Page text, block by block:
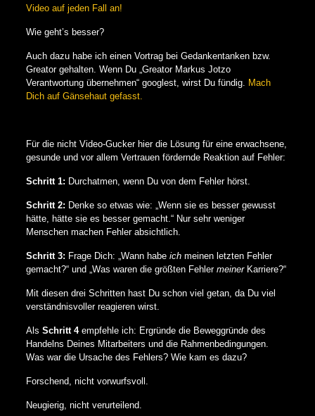
Video auf jeden Fall an!
Wie geht’s besser?
Auch dazu habe ich einen Vortrag bei Gedankentanken bzw.
Greator gehalten. Wenn Du „Greator Markus Jotzo
Verantwortung übernehmen“ googlest, wirst Du fündig. Mach
Dich auf Gänsehaut gefasst.
Für die nicht Video-Gucker hier die Lösung für eine erwachsene,
gesunde und vor allem Vertrauen fördernde Reaktion auf Fehler:
Schritt 1: Durchatmen, wenn Du von dem Fehler hörst.
Schritt 2: Denke so etwas wie: „Wenn sie es besser gewusst
hätte, hätte sie es besser gemacht.“ Nur sehr weniger
Menschen machen Fehler absichtlich.
Schritt 3: Frage Dich: „Wann habe ichmeinen letzten Fehler
gemacht?“ und „Was waren die größten Fehler meinerKarriere?“
Mit diesen drei Schritten hast Du schon viel getan, da Du viel
verständnisvoller reagieren wirst.
Als Schritt 4empfehle ich: Ergründe die Beweggründe des
Handelns Deines Mitarbeiters und die Rahmenbedingungen.
Was war die Ursache des Fehlers? Wie kam es dazu?
Forschend, nicht vorwurfsvoll.
Neugierig, nicht verurteilend.